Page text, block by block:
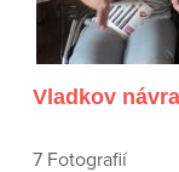
Vladkov
7 Fotografií